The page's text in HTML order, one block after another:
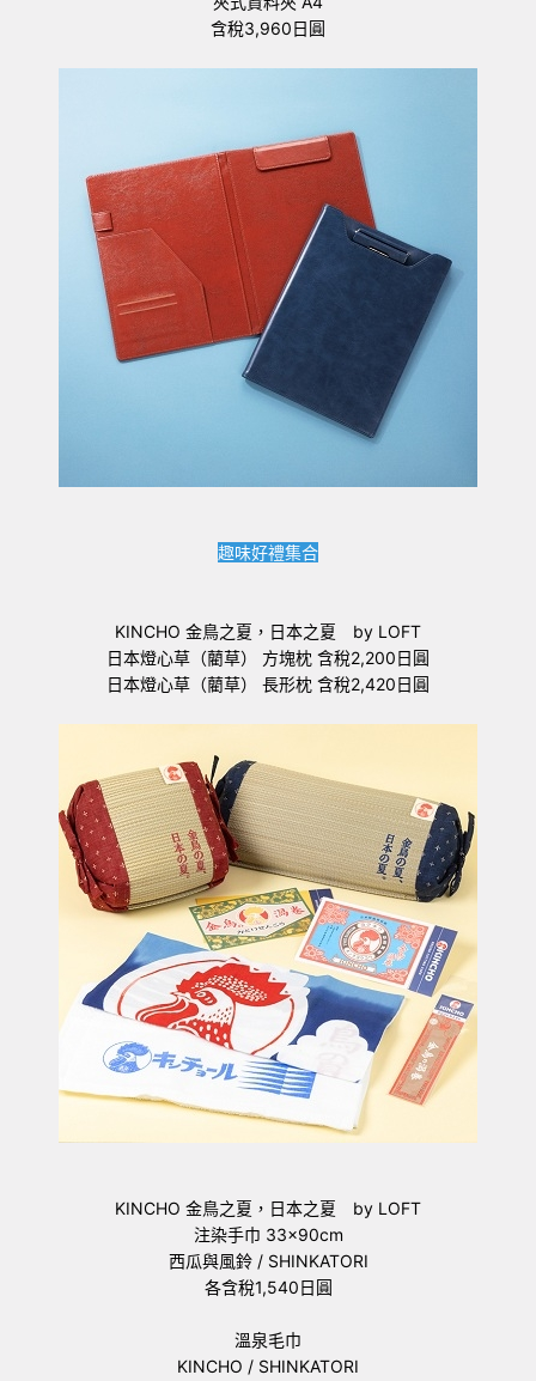
含稅3,960日圓
趣味好禮集合
KINCHO 金鳥之夏，日本之夏 by LOFT
日本燈心草（藺草） 方塊枕 含稅2,200日圓
日本燈心草（藺草） 長形枕 含稅2,420日圓
KINCHO 金鳥之夏，日本之夏 by LOFT
注染手巾 33×90cm
西瓜與風鈴 / SHINKATORI
各含稅1,540日圓
溫泉毛巾
KINCHO / SHINKATORI